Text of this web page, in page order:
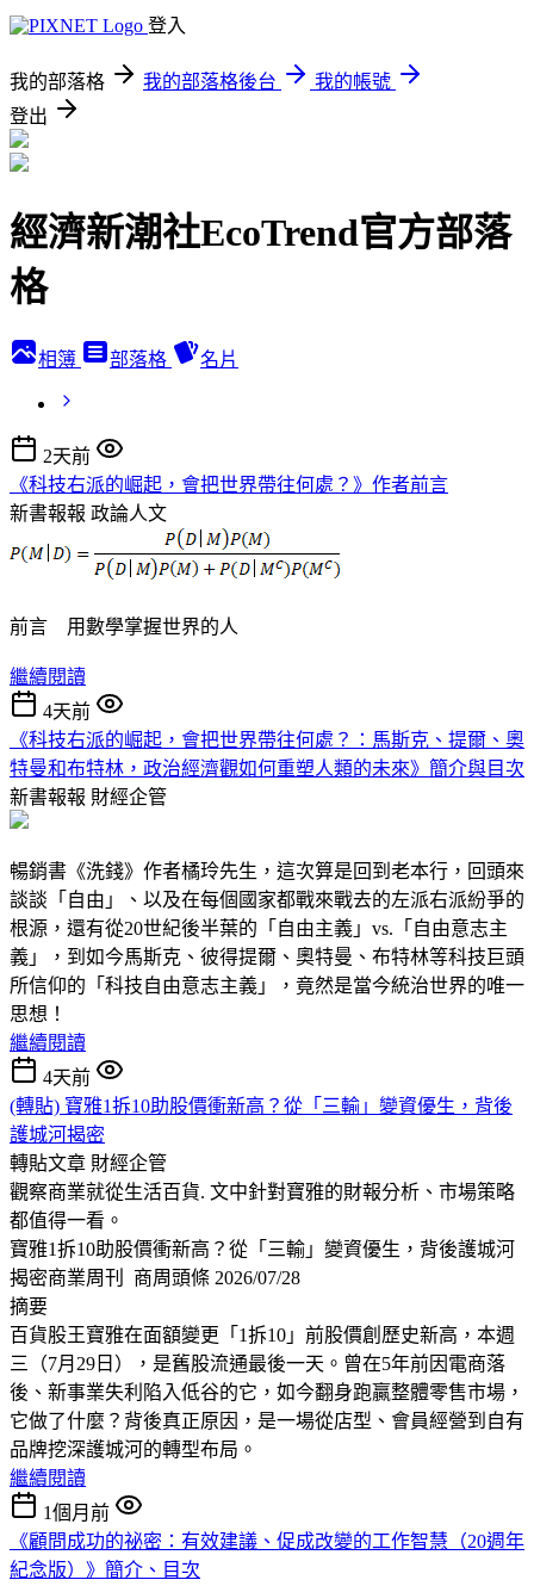
登入
我的部落格 我的部落格後台
我的帳號
登出
經濟新潮社EcoTrend官方部落
格
相簿 部落格 名片
2天前
《科技右派的崛起，會把世界帶往何處？》作者前言
新書報報 政論人文
前言 用數學掌握世界的人
繼續閱讀
4天前
《科技右派的崛起，會把世界帶往何處？：馬斯克、提爾、奧
特曼和布特林，政治經濟觀如何重塑人類的未來》簡介與目次
新書報報 財經企管
暢銷書《洗錢》作者橘玲先生，這次算是回到老本行，回頭來
談談「自由」、以及在每個國家都戰來戰去的左派右派紛爭的
根源，還有從20世紀後半葉的「自由主義」vs.「自由意志主
義」，到如今馬斯克、彼得提爾、奧特曼、布特林等科技巨頭
所信仰的「科技自由意志主義」，竟然是當今統治世界的唯一
思想！
繼續閱讀
4天前
(轉貼) 寶雅1拆10助股價衝新高？從「三輸」變資優生，背後
護城河揭密
轉貼文章 財經企管
觀察商業就從生活百貨. 文中針對寶雅的財報分析、市場策略
都值得一看。
寶雅1拆10助股價衝新高？從「三輸」變資優生，背後護城河
揭密商業周刊 商周頭條 2026/07/28
摘要
百貨股王寶雅在面額變更「1拆10」前股價創歷史新高，本週
三（7月29日），是舊股流通最後一天。曾在5年前因電商落
後、新事業失利陷入低谷的它，如今翻身跑贏整體零售市場，
它做了什麼？背後真正原因，是一場從店型、會員經營到自有
品牌挖深護城河的轉型布局。
繼續閱讀
1個月前
《顧問成功的祕密：有效建議、促成改變的工作智慧（20週年
紀念版）》簡介、目次